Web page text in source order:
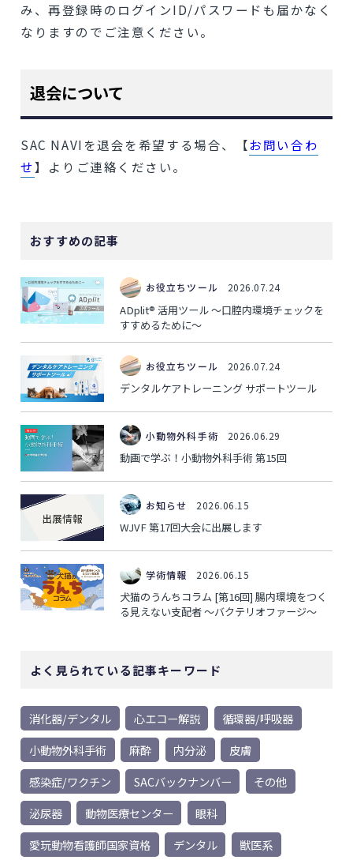
み、再登録時のログインID/パスワードも届かなく
なりますのでご注意ください。
退会について
SAC NAVIを退会を希望する場合、【お問い合わ
せ】よりご連絡ください。
おすすめの記事
お役立ちツール 2026.07.24
ADplit® 活用ツール ～口腔内環境チェックを
すすめるために～
お役立ちツール 2026.07.24
デンタルケアトレーニング サポートツール
小動物外科手術 2026.06.29
動画で学ぶ！小動物外科手術 第15回
お知らせ 2026.06.15
WJVF 第17回大会に出展します
学術情報 2026.06.15
犬猫のうんちコラム [第16回] 腸内環境をつく
る見えない支配者 ～バクテリオファージ～
よく見られている記事キーワード
消化器/デンタル 心エコー解説
循環器/呼吸器
小動物外科手術
麻酔 内分泌
皮膚
感染症/ワクチン
SACバックナンバー
その他
泌尿器
動物医療センター
眼科
愛玩動物看護師国家資格
デンタル
獣医系